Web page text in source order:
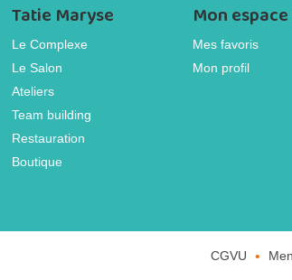
Tatie Maryse
Le Complexe
Le Salon
Ateliers
Team building
Restauration
Boutique
Mon espace
Mes favoris
Mon profil
CGVU